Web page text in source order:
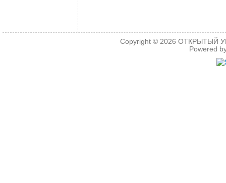
Copyright © 2026ОТКРЫТЫЙ
Powered